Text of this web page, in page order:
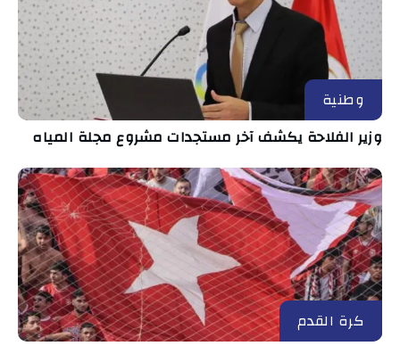
وطنية
وزير الفلاحة يكشف آخر مستجدات مشروع مجلة المياه
كرة القدم